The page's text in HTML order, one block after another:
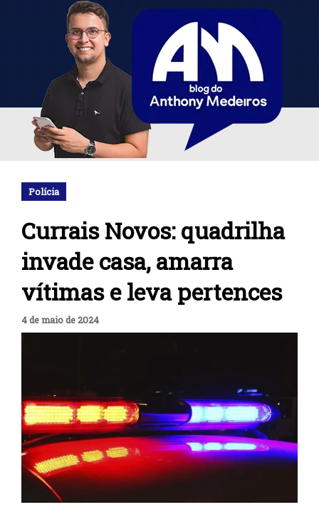
Polícia
Currais Novos: quadrilha
invade casa, amarra
vítimas e leva pertences
4 de maio de 2024